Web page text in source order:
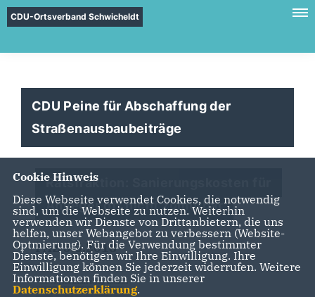
CDU-Ortsverband Schwicheldt
CDU Peine für Abschaffung der
Straßenausbaubeiträge
Ratsfraktion: Sanierungskosten für
Anlieger oft nicht zumutbar
PAZ 5.5.2018
Cookie Hinweis
Diese Webseite verwendet Cookies, die notwendig
sind, um die Webseite zu nutzen. Weiterhin
verwenden wir Dienste von Drittanbietern, die uns
helfen, unser Webangebot zu verbessern (Website-
Optmierung). Für die Verwendung bestimmter
Dienste, benötigen wir Ihre Einwilligung. Ihre
Einwilligung können Sie jederzeit widerrufen. Weitere
Informationen finden Sie in unserer
Datenschutzerklärung.